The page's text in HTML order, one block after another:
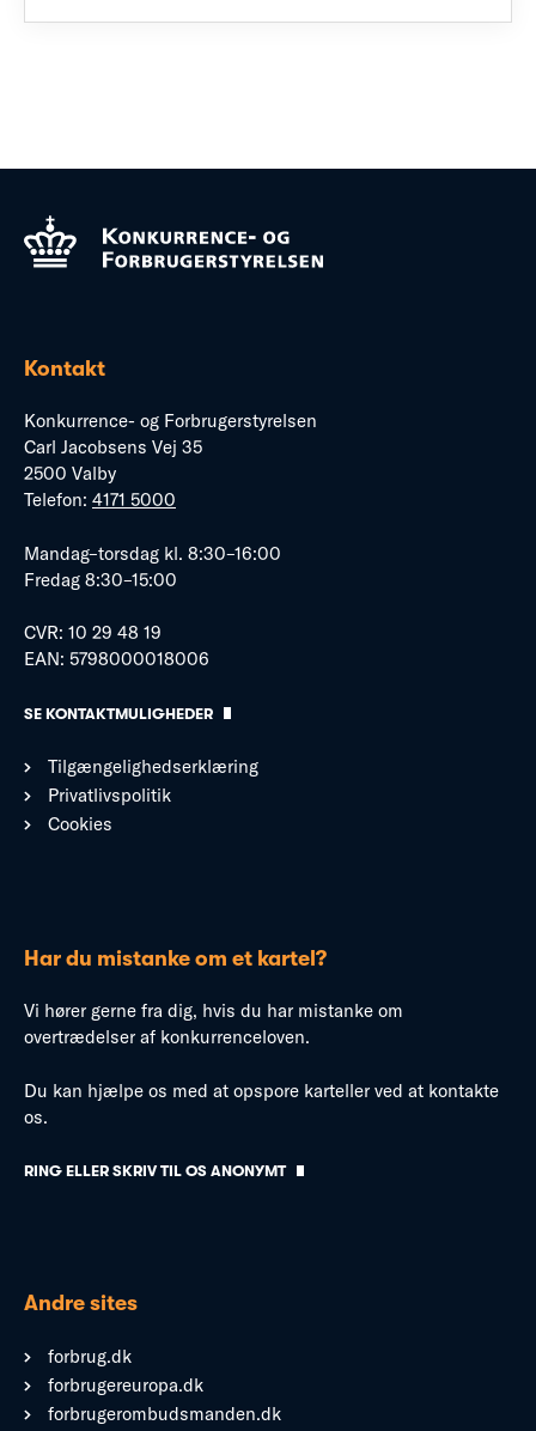
Kontakt
Konkurrence- og Forbrugerstyrelsen
Carl Jacobsens Vej 35
2500 Valby
Telefon: 4171 5000
Mandag–torsdag kl. 8:30–16:00
Fredag 8:30–15:00
CVR: 10 29 48 19
EAN: 5798000018006
SE KONTAKTMULIGHEDER
Tilgængelighedserklæring
Privatlivspolitik
Cookies
Har du mistanke om et kartel?
Vi hører gerne fra dig, hvis du har mistanke om
overtrædelser af konkurrenceloven.
Du kan hjælpe os med at opspore karteller ved at kontakte
os.
RING ELLER SKRIV TIL OS ANONYMT
Andre sites
forbrug.dk
forbrugereuropa.dk
forbrugerombudsmanden.dk